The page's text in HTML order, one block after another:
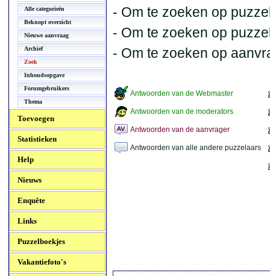
Alle categorieën
Beknopt overzicht
Nieuwe aanvraag
Archief
Zoek
Inhoudsopgave
Forumgebruikers
Thema
Toevoegen
Statistieken
Help
Nieuws
Enquête
Links
Puzzelboekjes
Vakantiefoto's
- Om te zoeken op
- Om te zoeken op
- Om te zoeken op
Antwoorden van de Webmaster
Antwoorden van de moderators
Antwoorden van de aanvrager
Antwoorden van alle andere puzzelaars